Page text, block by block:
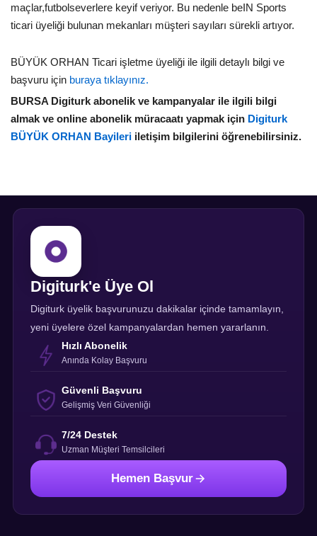
maçlar,futbolseverlere keyif veriyor. Bu nedenle beIN Sports
ticari üyeliği bulunan mekanları müşteri sayıları sürekli artıyor.
BÜYÜK ORHAN Ticari işletme üyeliği ile ilgili detaylı bilgi ve
başvuru için buraya tıklayınız.
BURSA Digiturk abonelik ve kampanyalar ile ilgili bilgi
almak ve online abonelik müracaatı yapmak için Digiturk
BÜYÜK ORHAN Bayileri iletişim bilgilerini öğrenebilirsiniz.
Digiturk'e Üye Ol
Digiturk üyelik başvurunuzu dakikalar içinde tamamlayın,
yeni üyelere özel kampanyalardan hemen yararlanın.
Hızlı Abonelik
Anında Kolay Başvuru
Güvenli Başvuru
Gelişmiş Veri Güvenliği
7/24 Destek
Uzman Müşteri Temsilcileri
Hemen Başvur